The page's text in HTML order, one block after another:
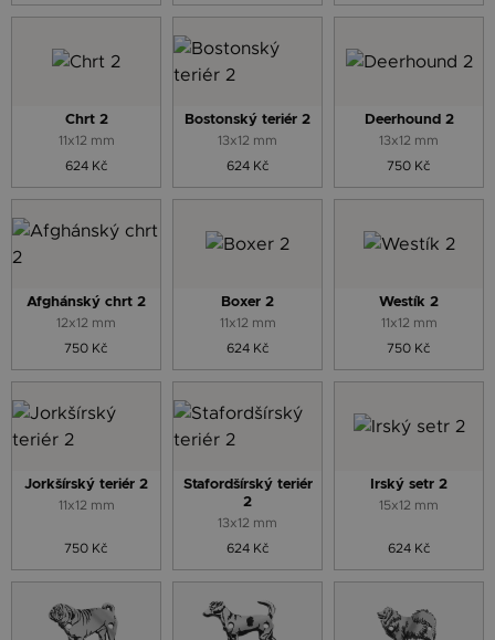
Chrt 2
11x12 mm
624 Kč
Bostonský teriér 2
13x12 mm
624 Kč
Deerhound 2
13x12 mm
750 Kč
Afghánský chrt 2
12x12 mm
750 Kč
Boxer 2
11x12 mm
624 Kč
Westík 2
11x12 mm
750 Kč
Jorkšírský teriér 2
11x12 mm
750 Kč
Stafordšírský teriér
2
13x12 mm
624 Kč
Irský setr 2
15x12 mm
624 Kč